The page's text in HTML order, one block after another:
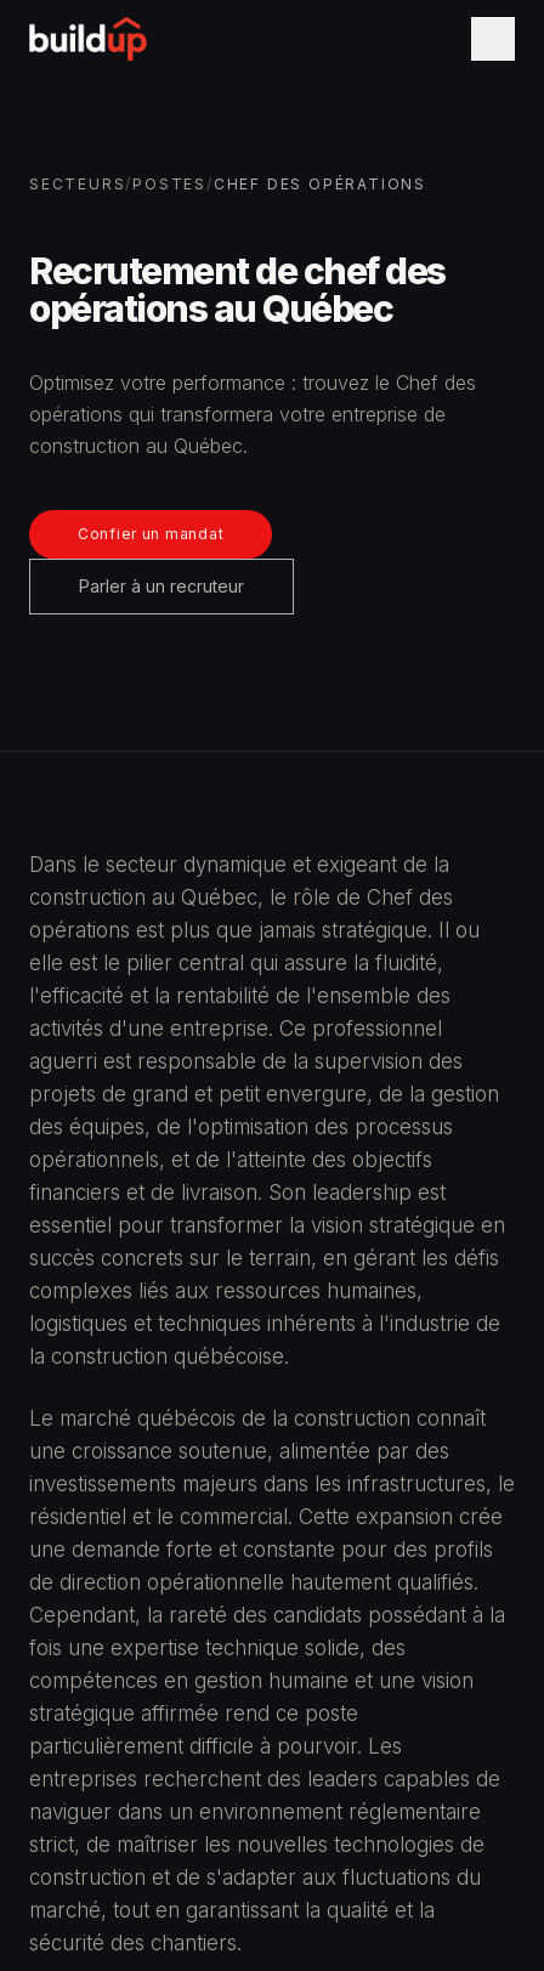
SECTEURS/ POSTES/ CHEF DES OPÉRATIONS
Recrutement dechef des
opérationsau Québec
Optimisez votre performance : trouvez le Chef des
opérations qui transformera votre entreprise de
construction au Québec.
Confier un mandat
Parler à un recruteur
Dans le secteur dynamique et exigeant de la
construction au Québec, le rôle de Chef des
opérations est plus que jamais stratégique. Il ou
elle est le pilier central qui assure la fluidité,
l'efficacité et la rentabilité de l'ensemble des
activités d'une entreprise. Ce professionnel
aguerri est responsable de la supervision des
projets de grand et petit envergure, de la gestion
des équipes, de l'optimisation des processus
opérationnels, et de l'atteinte des objectifs
financiers et de livraison. Son leadership est
essentiel pour transformer la vision stratégique en
succès concrets sur le terrain, en gérant les défis
complexes liés aux ressources humaines,
logistiques et techniques inhérents à l'industrie de
la construction québécoise.
Le marché québécois de la construction connaît
une croissance soutenue, alimentée par des
investissements majeurs dans les infrastructures, le
résidentiel et le commercial. Cette expansion crée
une demande forte et constante pour des profils
de direction opérationnelle hautement qualifiés.
Cependant, la rareté des candidats possédant à la
fois une expertise technique solide, des
compétences en gestion humaine et une vision
stratégique affirmée rend ce poste
particulièrement difficile à pourvoir. Les
entreprises recherchent des leaders capables de
naviguer dans un environnement réglementaire
strict, de maîtriser les nouvelles technologies de
construction et de s'adapter aux fluctuations du
marché, tout en garantissant la qualité et la
sécurité des chantiers.